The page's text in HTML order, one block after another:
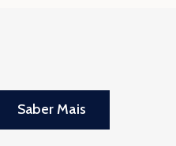
Saber Mais